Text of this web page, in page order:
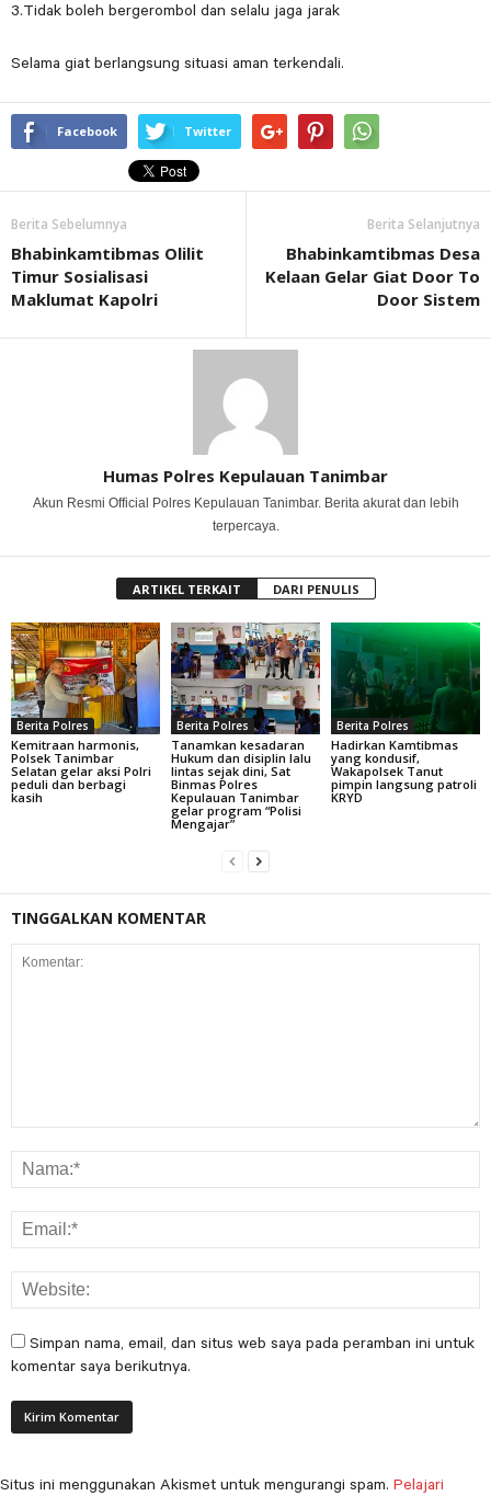
3.Tidak boleh bergerombol dan selalu jaga jarak
Selama giat berlangsung situasi aman terkendali.
Facebook Twitter
Berita Sebelumnya
Bhabinkamtibmas Olilit
Timur Sosialisasi
Maklumat Kapolri
Berita Selanjutnya
Bhabinkamtibmas Desa
Kelaan Gelar Giat Door To
Door Sistem
Humas Polres Kepulauan Tanimbar
Akun Resmi Official Polres Kepulauan Tanimbar. Berita akurat dan lebih
terpercaya.
ARTIKEL TERKAIT DARI PENULIS
Berita Polres
Kemitraan harmonis,
Polsek Tanimbar
Selatan gelar aksi Polri
peduli dan berbagi
kasih
Berita Polres
Tanamkan kesadaran
Hukum dan disiplin lalu
lintas sejak dini, Sat
Binmas Polres
Kepulauan Tanimbar
gelar program “Polisi
Mengajar”
Berita Polres
Hadirkan Kamtibmas
yang kondusif,
Wakapolsek Tanut
pimpin langsung patroli
KRYD
TINGGALKAN KOMENTAR
Simpan nama, email, dan situs web saya pada peramban ini untuk
komentar saya berikutnya.
Situs ini menggunakan Akismet untuk mengurangi spam. Pelajari